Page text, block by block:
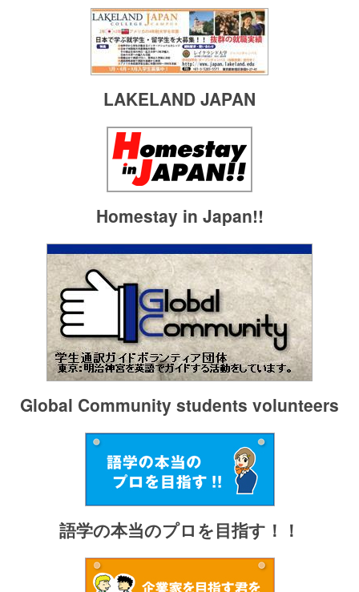
LAKELAND JAPAN
Homestay in Japan!!
Global Community students volunteers
語学の本当のプロを目指す！！